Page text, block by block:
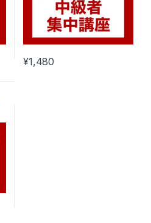
¥1,480